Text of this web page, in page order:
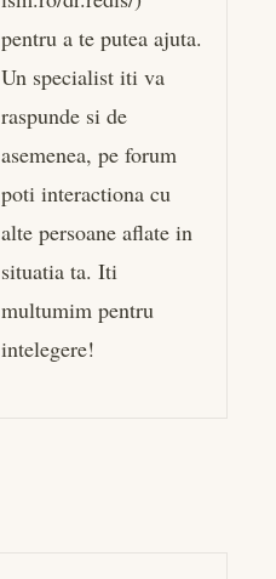
pentru a te putea ajuta.
Un specialist iti va
raspunde si de
asemenea, pe forum
poti interactiona cu
alte persoane aflate in
situatia ta. Iti
multumim pentru
intelegere!